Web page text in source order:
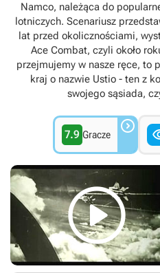
Namco, należąca do
lotniczych. Scenariusz
lat przed okolicznościami,
Ace Combat, czyli około
przejmujemy w nasze ręce, to
kraj o nazwie Ustio - ten z
swojego sąsiada,
7.9 Gracze 
